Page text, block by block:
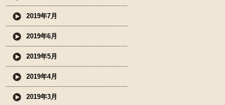
2019年7月
2019年6月
2019年5月
2019年4月
2019年3月